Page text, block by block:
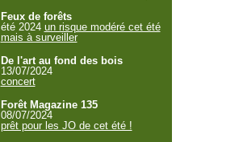
Feux de forêts
été 2024 un risque modéré cet été
mais à surveiller
De l'art au fond des bois
13/07/2024
concert
Forêt Magazine 135
08/07/2024
prêt pour les JO de cet été !